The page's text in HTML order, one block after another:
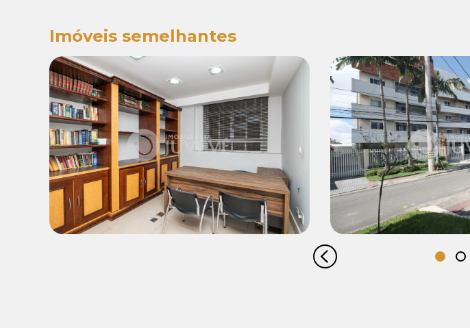
Imóveis semelhantes
Locação:
R$ 4.000,00
Locação:
R$ 3.500,00